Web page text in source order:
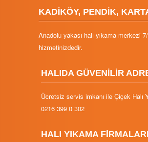
KADİKÖY, PENDİK,
Anadolu yakası halı yıkama merkezi
hizmetinizdedir.
HALIDA GÜVENİLİR
Ücretsiz servis imkanı ile Çiçek Halı
0216 399 0 302
HALI YIKAMA FİRMALARI